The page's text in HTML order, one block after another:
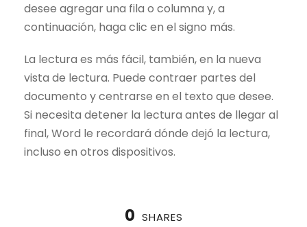
desee agregar una fila o columna y, a
continuación, haga clic en el signo más.
La lectura es más fácil, también, en la nueva
vista de lectura. Puede contraer partes del
documento y centrarse en el texto que desee.
Si necesita detener la lectura antes de llegar al
final, Word le recordará dónde dejó la lectura,
incluso en otros dispositivos.
0 SHARES